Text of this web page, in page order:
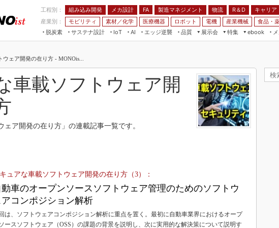
工程別： 組み込み開発 メカ設計 FA 製造マネジメント 物流 R＆D
キャリア
産業別：
モビリティ 素材／化学 医療機器 ロボット 電機 産業機械
食品・
脱炭素
サステナ設計
IoT
つながる工場
つながるサービス
AI
AI×設備保全
Physical AI
エッジ逆襲 品質
展示会
組込み/エッジ コンピューティング
展＆IoT/5Gソリューション展
ジャパンモビリティショー
スマート工場EXPO
EdgeTech+
AUTOMOTIVE WORLD
特集
VR／AR
FPGA
車載ソフト開発
無償設計ツール
ebook
製造マネジメント
FA
ェア開発の在り方 - MONOis...
車載ソフトウェア開
ェア開発の在り方」の連載記事一覧です。
ュアな車載ソフトウェア開発の在り方（3）：
動車のオープンソースソフトウェア管理のためのソフトウ
アコンポジション解析
は、ソフトウェアコンポジション解析に重点を置く。最初に自動車業界におけるオープ
ースソフトウェア（OSS）の課題の背景を説明し、次に実用的な解決策について説明す